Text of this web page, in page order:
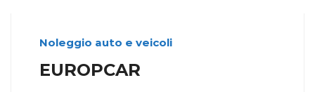
Noleggio auto e veicoli
EUROPCAR